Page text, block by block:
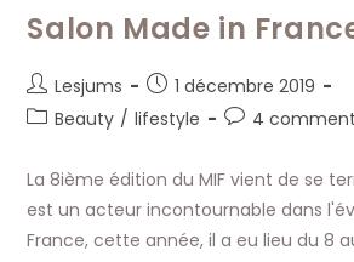
Utiles
Pour
Salon Made in
Auteur/autrice
de
Lesjums
Publication
publiée :
1 décembre 2019
PostBeauty / lifestyle
Commentaires
la
publication :
4
La 8ième édition du MIF vient de se
est un acteur incontournable dans
France, cette année, il a eu lieu du 8